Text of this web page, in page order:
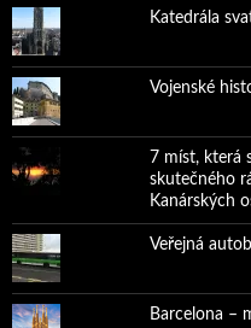
Katedrála
Vojenské
7 míst, která
skutečného
Kanárských
Veřejná
Barcelona –